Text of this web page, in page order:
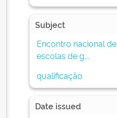
Subject
Encontro nacional de
escolas de g...
qualificação
Date issued